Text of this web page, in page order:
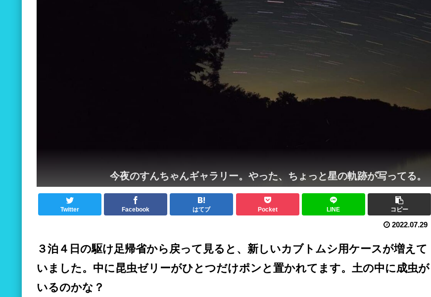
今夜のすんちゃんギャラリー。やった、ちょっと星の軌跡が写ってる。
Twitter Facebook はてブ Pocket LINE コピー
2022.07.29
３泊４日の駆け足帰省から戻って見ると、新しいカブトムシ用ケースが増えて
いました。中に昆虫ゼリーがひとつだけポンと置かれてます。土の中に成虫が
いるのかな？